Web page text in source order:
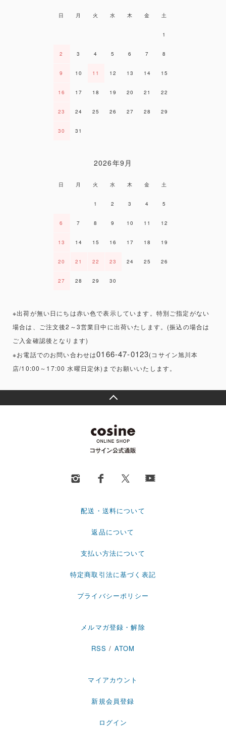
日 月 火 水 木 金 土
1
2 3 4 5 6 7 8
9 10 11 12 13 14 15
16 17 18 19 20 21 22
23 24 25 26 27 28 29
30 31
2026年9月
日 月 火 水 木 金 土
1 2 3 4 5
6 7 8 9 10 11 12
13 14 15 16 17 18 19
20 21 22 23 24 25 26
27 28 29 30
※出荷が無い日にちは赤い色で表示しています。特別ご指定がない
場合は、ご注文後2～3営業日中に出荷いたします。(振込の場合は
ご入金確認後となります)
※お電話でのお問い合わせは0166-47-0123(コサイン旭川本
店/10:00～17:00 水曜日定休)までお願いいたします。
配送・送料について
返品について
支払い方法について
特定商取引法に基づく表記
プライバシーポリシー
メルマガ登録・解除
RSS / ATOM
マイアカウント
新規会員登録
ログイン